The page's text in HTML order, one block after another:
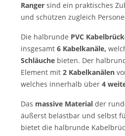
Ranger sind ein praktisches
und schützen zugleich
Die halbrunde PVC
insgesamt 6 Kabelkanäle,
Schläuche bieten. Der
Element mit 2 Kabelkanälen
welches innerhalb über 4
Das massive Material der
äußerst belastbar und selbst
bietet die halbrunde